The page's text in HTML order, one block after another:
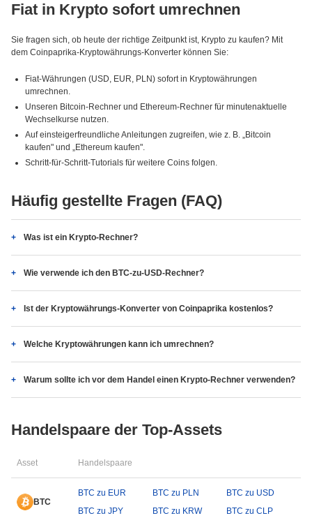
Fiat in Krypto sofort umrechnen
Sie fragen sich, ob heute der richtige Zeitpunkt ist, Krypto zu kaufen? Mit
dem Coinpaprika-Kryptowährungs-Konverter können Sie:
Fiat-Währungen (USD, EUR, PLN) sofort in Kryptowährungen
umrechnen.
Unseren Bitcoin-Rechner und Ethereum-Rechner für minutenaktuelle
Wechselkurse nutzen.
Auf einsteigerfreundliche Anleitungen zugreifen, wie z. B. „Bitcoin
kaufen" und „Ethereum kaufen".
Schritt-für-Schritt-Tutorials für weitere Coins folgen.
Häufig gestellte Fragen (FAQ)
Was ist ein Krypto-Rechner?
Wie verwende ich den BTC-zu-USD-Rechner?
Ist der Kryptowährungs-Konverter von Coinpaprika kostenlos?
Welche Kryptowährungen kann ich umrechnen?
Warum sollte ich vor dem Handel einen Krypto-Rechner verwenden?
Handelspaare der Top-Assets
Asset Handelspaare
BTC
BTC zu EUR BTC zu PLN
BTC zu USD
BTC zu JPY
BTC zu KRW BTC zu CLP